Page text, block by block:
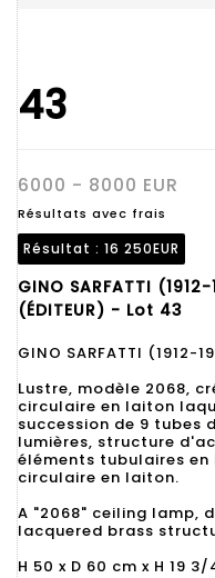
43
6000 - 8000 EUR
Résultats avec frais
Résultat : 16 250EUR
GINO SARFATTI
(ÉDITEUR) - Lot 43
GINO SARFATTI (1912-
Lustre, modèle 2068,
circulaire en laiton
succession de 9 tubes
lumières, structure
éléments tubulaires
circulaire en laiton.
A "2068" ceiling lamp,
lacquered brass
H 50 x D 60 cm x H 19